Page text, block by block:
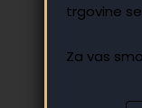
trgovine
Za vas